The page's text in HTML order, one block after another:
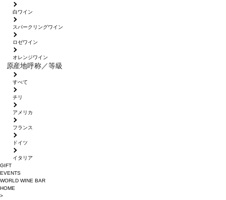
白ワイン
スパークリングワイン
ロゼワイン
オレンジワイン
原産地呼称／等級
すべて
チリ
アメリカ
フランス
ドイツ
イタリア
GIFT
EVENTS
WORLD WINE BAR
HOME
>